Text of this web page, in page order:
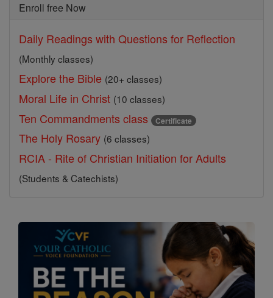
Enroll free Now
Daily Readings with Questions for Reflection
(Monthly classes)
Explore the Bible (20+ classes)
Moral Life in Christ (10 classes)
Ten Commandments class Certificate
The Holy Rosary (6 classes)
RCIA - Rite of Christian Initiation for Adults
(Students & Catechists)